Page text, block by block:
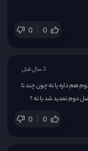
0 0
داره یا نه چون چند تا
دوم تمدید شد یا نه ؟
0 0
3 سال قبل